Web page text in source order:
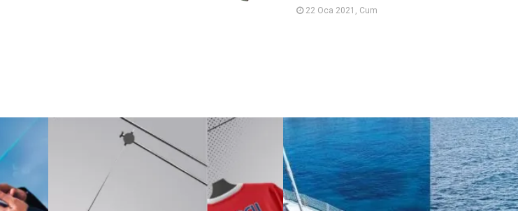
22 Oca 2021, Cum